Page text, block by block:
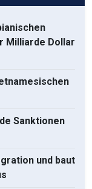
Milliarde Dollar
Sanktionen
und baut